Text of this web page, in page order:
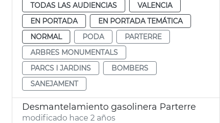
TODAS LAS AUDIENCIAS
VALENCIA
EN PORTADA
EN PORTADA TEMÁTICA
NORMAL
PODA
PARTERRE
ARBRES MONUMENTALS
PARCS I JARDINS
BOMBERS
SANEJAMENT
Desmantelamiento gasolinera Parterre
modificado hace 2 años